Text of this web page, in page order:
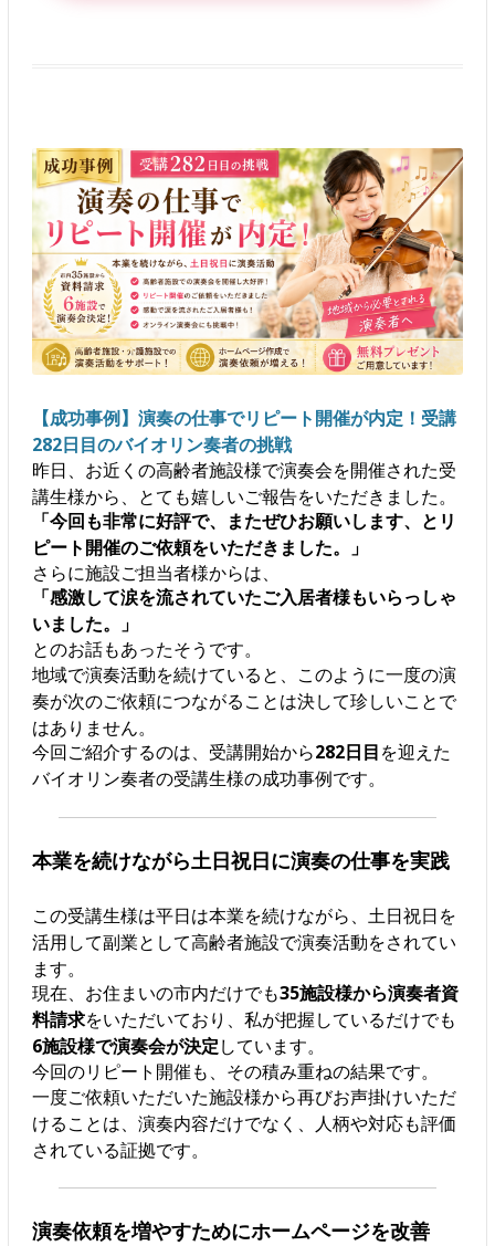
【成功事例】演奏の仕事でリピート開催が内定！受講
282日目のバイオリン奏者の挑戦
昨日、お近くの高齢者施設様で演奏会を開催された受
講生様から、とても嬉しいご報告をいただきました。
「今回も非常に好評で、またぜひお願いします、とリ
ピート開催のご依頼をいただきました。」
さらに施設ご担当者様からは、
「感激して涙を流されていたご入居者様もいらっしゃ
いました。」
とのお話もあったそうです。
地域で演奏活動を続けていると、このように一度の演
奏が次のご依頼につながることは決して珍しいことで
はありません。
今回ご紹介するのは、受講開始から282日目を迎えた
バイオリン奏者の受講生様の成功事例です。
本業を続けながら土日祝日に演奏の仕事を実践
この受講生様は平日は本業を続けながら、土日祝日を
活用して副業として高齢者施設で演奏活動をされてい
ます。
現在、お住まいの市内だけでも35施設様から演奏者資
料請求をいただいており、私が把握しているだけでも
6施設様で演奏会が決定しています。
今回のリピート開催も、その積み重ねの結果です。
一度ご依頼いただいた施設様から再びお声掛けいただ
けることは、演奏内容だけでなく、人柄や対応も評価
されている証拠です。
演奏依頼を増やすためにホームページを改善